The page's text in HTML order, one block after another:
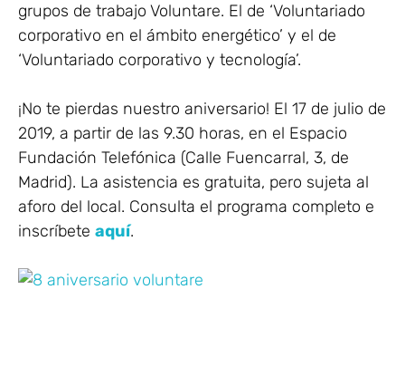
grupos de trabajo Voluntare. El de ‘Voluntariado
corporativo en el ámbito energético’ y el de
‘Voluntariado corporativo y tecnología’.
¡No te pierdas nuestro aniversario! El 17 de julio de
2019, a partir de las 9.30 horas, en el Espacio
Fundación Telefónica (Calle Fuencarral, 3, de
Madrid). La asistencia es gratuita, pero sujeta al
aforo del local. Consulta el programa completo e
inscríbete aquí.